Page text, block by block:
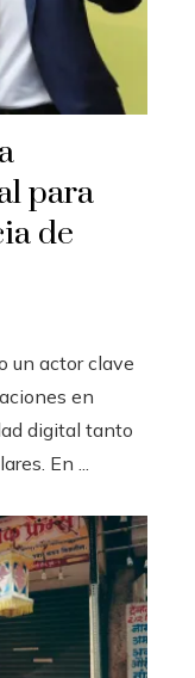
para
de
un actor clave
en
digital tanto
En ...